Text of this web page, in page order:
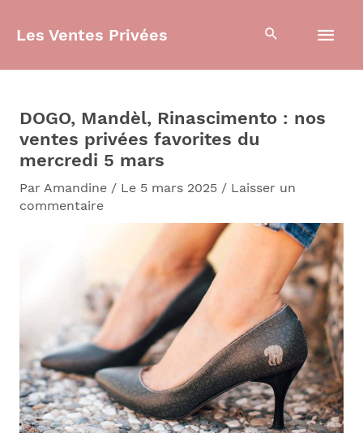
Les Ventes Privées
DOGO, Mandèl, Rinascimento : nos
ventes privées favorites du
mercredi 5 mars
Par Amandine / Le 5 mars 2025 / Laisser un
commentaire